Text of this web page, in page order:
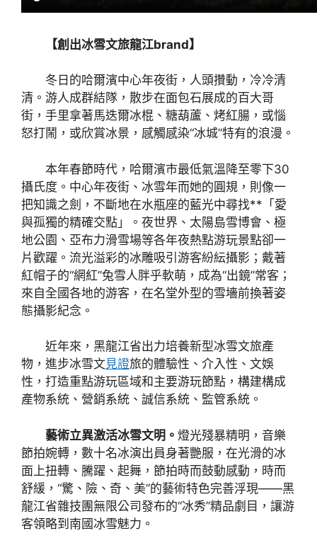
【創出冰雪文旅龍江brand】
冬日的哈爾濱中心年夜街，人頭攢動，冷冷清
清。游人成群結隊，散步在面包石展成的百大哥
街，手里拿著馬迭爾冰棍、糖葫蘆、烤紅腸，或惱
怒打鬧，或欣賞冰景，感觸感染“冰城”特有的浪漫。
本年春節時代，哈爾濱市最低氣溫降至零下30
攝氏度。中心年夜街、冰雪年而她的圓規，則像一
把知識之劍，不斷地在水瓶座的藍光中尋找**「愛
與孤獨的精確交點」。夜世界、太陽島雪博會、極
地公園、亞布力滑雪場等各年夜熱點游玩景點卻一
片歡躍。流光溢彩的冰雕吸引游客紛紜攝影；戴著
紅帽子的“網紅”兔雪人胖乎軟萌，成為“出鏡”常客；
來自全國各地的游客，在名堂外型的雪墻前換著姿
態攝影紀念。
近年來，黑龍江省出力培養新型冰雪文旅產
物，進步冰雪文見證旅的體驗性、介入性、文娛
性，打造重點游玩區域和主要游玩節點，構建構成
產物系統、營銷系統、誠信系統、監管系統。
藝術立異激活冰雪文明。 燈光殘暴精明，音樂
節拍婉轉，數十名冰演出員身著艷服，在光滑的冰
面上扭轉、騰躍、起舞，節拍時而鼓動感動，時而
舒緩，“驚、險、奇、美”的藝術特色完善浮現——黑
龍江省雜技團無限公司發布的“冰秀”精品劇目，讓游
客領略到南國冰雪魅力。